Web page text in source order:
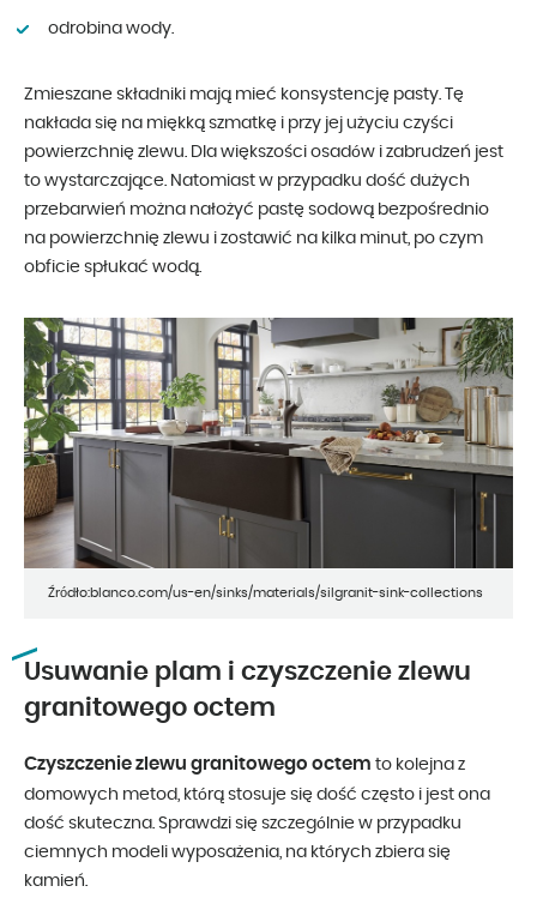
odrobina wody.
Zmieszane składniki mają mieć konsystencję pasty. Tę
nakłada się na miękką szmatkę i przy jej użyciu czyści
powierzchnię zlewu. Dla większości osadów i zabrudzeń jest
to wystarczające. Natomiast w przypadku dość dużych
przebarwień można nałożyć pastę sodową bezpośrednio
na powierzchnię zlewu i zostawić na kilka minut, po czym
obficie spłukać wodą.
Źródło:blanco.com/us-en/sinks/materials/silgranit-sink-collections
Usuwanie plam i czyszczenie zlewu
granitowego octem
Czyszczenie zlewu granitowego octem to kolejna z
domowych metod, którą stosuje się dość często i jest ona
dość skuteczna. Sprawdzi się szczególnie w przypadku
ciemnych modeli wyposażenia, na których zbiera się
kamień.